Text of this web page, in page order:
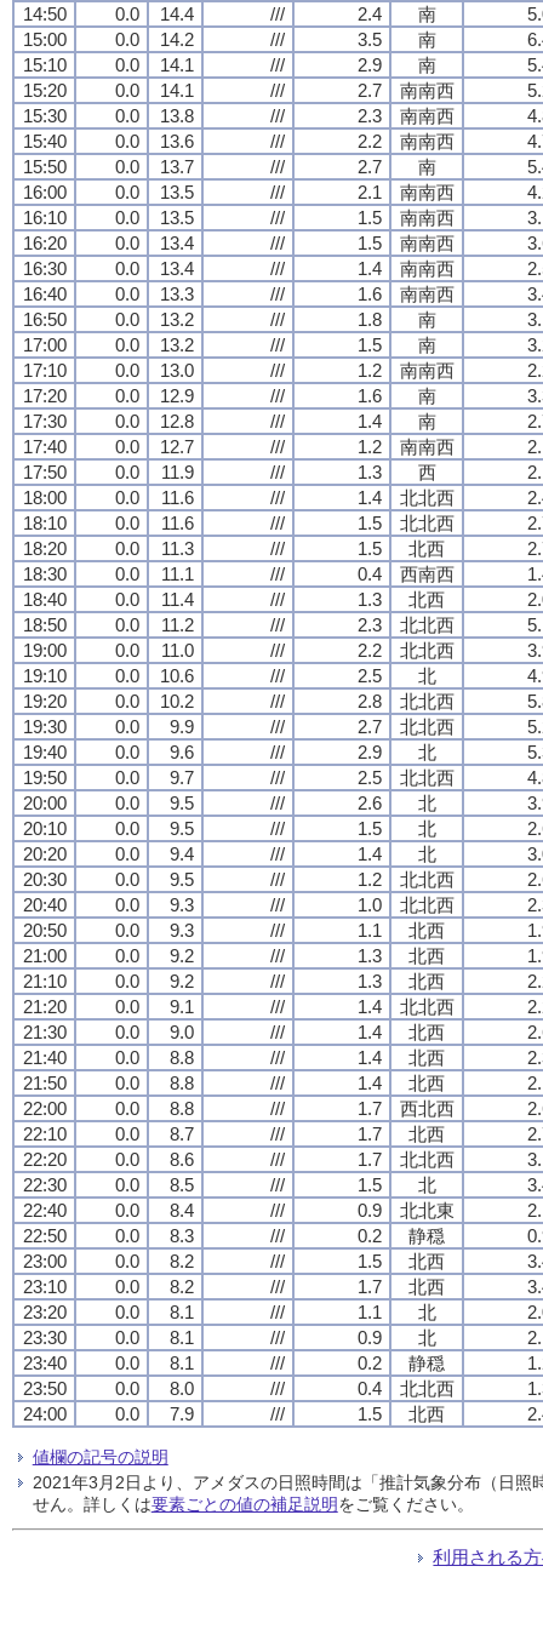
14:50 0.0 14.4 /// 2.4 南
15:00
0.0 14.2 /// 3.5 南
15:10
0.0 14.1 /// 2.9 南
15:20
0.0 14.1 /// 2.7 南南西
15:30
0.0 13.8 /// 2.3 南南西
15:40
0.0 13.6 /// 2.2 南南西
15:50
0.0 13.7 /// 2.7 南
16:00
0.0 13.5 /// 2.1 南南西
16:10
0.0 13.5 /// 1.5 南南西
16:20
0.0 13.4 /// 1.5 南南西
16:30
0.0 13.4 /// 1.4 南南西
16:40
0.0 13.3 /// 1.6 南南西
16:50
0.0 13.2 /// 1.8 南
17:00
0.0 13.2 /// 1.5 南
17:10
0.0 13.0 /// 1.2 南南西
17:20
0.0 12.9 /// 1.6 南
17:30
0.0 12.8 /// 1.4 南
17:40
0.0 12.7 /// 1.2 南南西
17:50
0.0 11.9 /// 1.3 西
18:00
0.0 11.6 /// 1.4 北北西
18:10
0.0 11.6 /// 1.5 北北西
18:20
0.0 11.3 /// 1.5 北西
18:30
0.0 11.1 /// 0.4 西南西
18:40
0.0 11.4 /// 1.3 北西
18:50
0.0 11.2 /// 2.3 北北西
19:00
0.0 11.0 /// 2.2 北北西
19:10
0.0 10.6 /// 2.5 北
19:20
0.0 10.2 /// 2.8 北北西
19:30
0.0 9.9 /// 2.7 北北西
19:40
0.0 9.6 /// 2.9 北
19:50
0.0 9.7 /// 2.5 北北西
20:00
0.0 9.5 /// 2.6 北
20:10
0.0 9.5 /// 1.5 北
20:20
0.0 9.4 /// 1.4 北
20:30
0.0 9.5 /// 1.2 北北西
20:40
0.0 9.3 /// 1.0 北北西
20:50
0.0 9.3 /// 1.1 北西
21:00
0.0 9.2 /// 1.3 北西
21:10
0.0 9.2 /// 1.3 北西
21:20
0.0 9.1 /// 1.4 北北西
21:30
0.0 9.0 /// 1.4 北西
21:40
0.0 8.8 /// 1.4 北西
21:50
0.0 8.8 /// 1.4 北西
22:00
0.0 8.8 /// 1.7 西北西
22:10
0.0 8.7 /// 1.7 北西
22:20
0.0 8.6 /// 1.7 北北西
22:30
0.0 8.5 /// 1.5 北
22:40
0.0 8.4 /// 0.9 北北東
22:50
0.0 8.3 /// 0.2 静穏
23:00
0.0 8.2 /// 1.5 北西
23:10
0.0 8.2 /// 1.7 北西
23:20
0.0 8.1 /// 1.1 北
23:30
0.0 8.1 /// 0.9 北
23:40
0.0 8.1 /// 0.2 静穏
23:50
0.0 8.0 /// 0.4 北北西
24:00
0.0 7.9 /// 1.5 北西
値欄の記号の説明
2021年3月2日より、アメダスの日照時間は「推計気象分布（日
せん。詳しくは要素ごとの値の補足説明をご覧ください。
利用される